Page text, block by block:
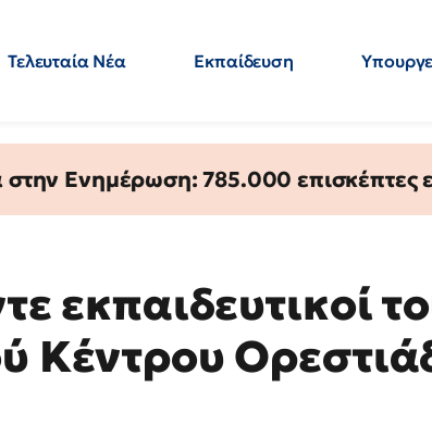
Τελευταία Νέα Εκπαίδευση
στην Ενημέρωση: 785.000 επισκέπτες
εκπαιδευτικοί
Κέντρου